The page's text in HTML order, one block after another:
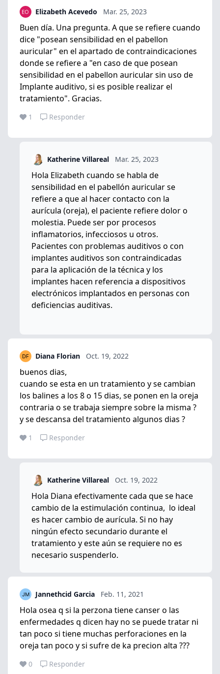
Elizabeth Acevedo Mar. 25, 2023
Buen día. Una pregunta. A que se refiere cuando
dice "posean sensibilidad en el pabellon
auricular" en el apartado de contraindicaciones
donde se refiere a "en caso de que posean
sensibilidad en el pabellon auricular sin uso de
Implante auditivo, si es posible realizar el
tratamiento". Gracias.
1 Responder
Katherine Villareal Mar. 25, 2023
Hola Elizabeth cuando se habla de
sensibilidad en el pabellón auricular se
refiere a que al hacer contacto con la
aurícula (oreja), el paciente refiere dolor o
molestia. Puede ser por procesos
inflamatorios, infecciosos u otros.
Pacientes con problemas auditivos o con
implantes auditivos son contraindicadas
para la aplicación de la técnica y los
implantes hacen referencia a dispositivos
electrónicos implantados en personas con
deficiencias auditivas.
Diana Florian Oct. 19, 2022
buenos dias,
cuando se esta en un tratamiento y se cambian
los balines a los 8 o 15 dias, se ponen en la oreja
contraria o se trabaja siempre sobre la misma ?
y se descansa del tratamiento algunos dias ?
1 Responder
Katherine Villareal Oct. 19, 2022
Hola Diana efectivamente cada que se hace
cambio de la estimulación continua, lo ideal
es hacer cambio de aurícula. Si no hay
ningún efecto secundario durante el
tratamiento y este aún se requiere no es
necesario suspenderlo.
Jannethcid Garcia Feb. 11, 2021
Hola osea q si la perzona tiene canser o las
enfermedades q dicen hay no se puede tratar ni
tan poco si tiene muchas perforaciones en la
oreja tan poco y si sufre de ka precion alta ???
0 Responder